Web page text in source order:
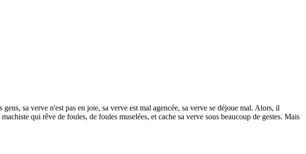
sa verve n'est pas en joie, sa verve est mal agencée, sa verve se déjoue mal. Alors, il
qui rêve de foules, de foules muselées, et cache sa verve sous beaucoup de gestes. Mais